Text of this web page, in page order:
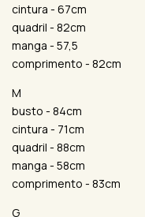
cintura - 67cm
quadril - 82cm
manga - 57,5
comprimento - 82cm
M
busto - 84cm
cintura - 71cm
quadril - 88cm
manga - 58cm
comprimento - 83cm
G